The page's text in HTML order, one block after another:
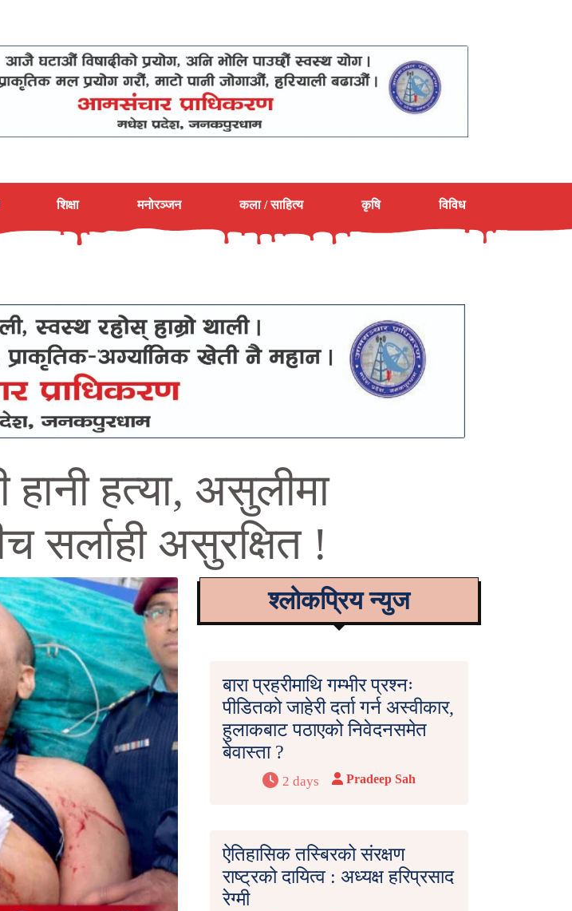
शिक्षा मनोरञ्जन कला / साहित्य कृषि विविध
हत्या, असुलीमा
सर्लाही असुरक्षित !
श्लोकप्रिय न्युज
बारा प्रहरीमाथि गम्भीर प्रश्नः
पीडितको जाहेरी दर्ता गर्न अस्वीकार,
हुलाकबाट पठाएको निवेदनसमेत
बेवास्ता ?
2 days Pradeep Sah
ऐतिहासिक तस्बिरको संरक्षण
राष्ट्रको दायित्व : अध्यक्ष हरिप्रसाद
रेग्मी